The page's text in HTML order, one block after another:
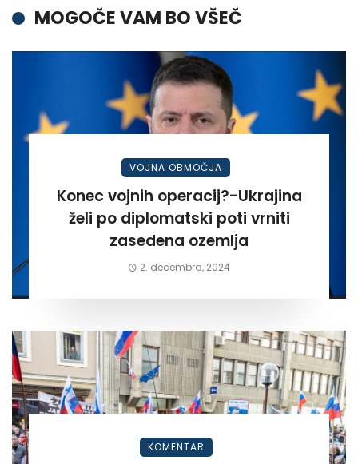
MOGOČE VAM BO VŠEČ
VOJNA OBMOČJA
Konec vojnih operacij?-Ukrajina
želi po diplomatski poti vrniti
zasedena ozemlja
2. decembra, 2024
KOMENTAR